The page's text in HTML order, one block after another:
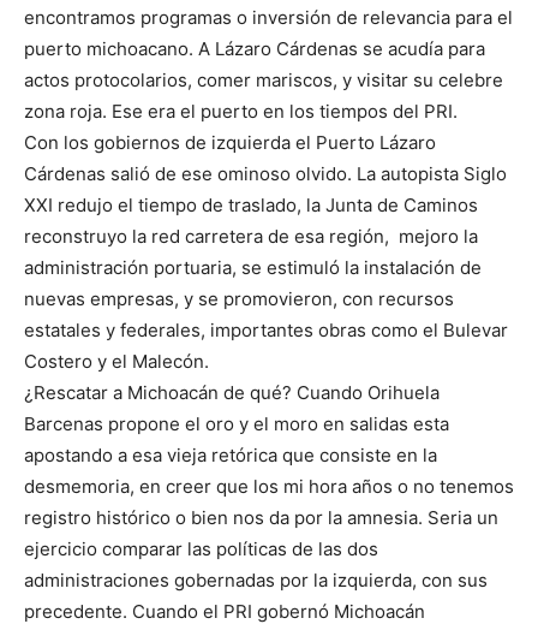
encontramos programas o inversión de relevancia para el
puerto michoacano. A Lázaro Cárdenas se acudía para
actos protocolarios, comer mariscos, y visitar su celebre
zona roja. Ese era el puerto en los tiempos del PRI.
Con los gobiernos de izquierda el Puerto Lázaro
Cárdenas salió de ese ominoso olvido. La autopista Siglo
XXI redujo el tiempo de traslado, la Junta de Caminos
reconstruyo la red carretera de esa región, mejoro la
administración portuaria, se estimuló la instalación de
nuevas empresas, y se promovieron, con recursos
estatales y federales, importantes obras como el Bulevar
Costero y el Malecón.
¿Rescatar a Michoacán de qué? Cuando Orihuela
Barcenas propone el oro y el moro en salidas esta
apostando a esa vieja retórica que consiste en la
desmemoria, en creer que los mi hora años o no tenemos
registro histórico o bien nos da por la amnesia. Seria un
ejercicio comparar las políticas de las dos
administraciones gobernadas por la izquierda, con sus
precedente. Cuando el PRI gobernó Michoacán